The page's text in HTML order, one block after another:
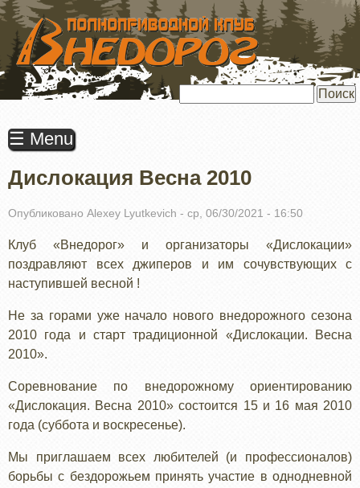
ПЕРЕЙТИ
ОСНОВНОМУ
СОДЕРЖАНИЮ
☰ Menu
Дислокация Весна 2010
Опубликовано Alexey Lyutkevich - ср, 06/30/2021 - 16:50
Клуб «Внедорог» и организаторы «Дислокации»
поздравляют всех джиперов и им сочувствующих с
наступившей весной !
Не за горами уже начало нового внедорожного сезона
2010 года и старт традиционной «Дислокации. Весна
2010».
Соревнование по внедорожному ориентированию
«Дислокация. Весна 2010» состоится 15 и 16 мая 2010
года (суббота и воскресенье).
Мы приглашаем всех любителей (и профессионалов)
борьбы с бездорожьем принять участие в однодневной